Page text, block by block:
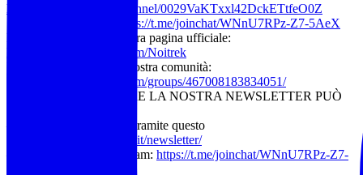
https://whatsapp.com/channel/0029VaKTxxl42DckETtfeO0Z
Seguici su Telegram:
https://t.me/joinchat/WNnU7RPz-Z7-5AeX
Metti “mi piace” alla nostra pagina ufficiale:
https://www.facebook.com/Noitrek
Iscriviti al gruppo della nostra comunità:
https://www.facebook.com/groups/467008183834051/
CHI VUOLE RICEVERE LA NOSTRA NEWSLETTER PUÒ
– Alla nostra mailing list tramite questo
https://www.noitrek.it/newsletter/
– Al nostro canale Telegram: https://t.me/joinchat/WNnU7RPz-Z7-